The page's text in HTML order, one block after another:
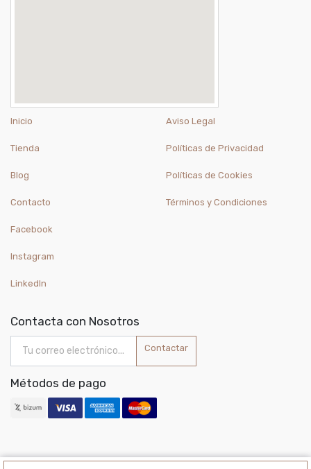
Inicio
Tienda
Blog
Contacto
Aviso Legal
Políticas de Privacidad
Políticas de Cookies
Términos y Condiciones
Facebook
Instagram
LinkedIn
Contacta con Nosotros
Contactar
Métodos de pago